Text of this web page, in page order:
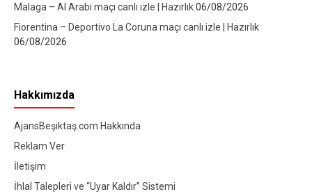
Malaga – Al Arabi maçı canlı izle | Hazırlık06/08/2026
Fiorentina – Deportivo La Coruna maçı canlı izle | Hazırlık
06/08/2026
Hakkımızda
AjansBeşiktaş.com Hakkında
Reklam Ver
İletişim
İhlal Talepleri ve “Uyar Kaldır” Sistemi